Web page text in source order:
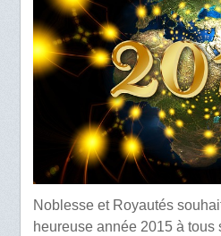
Noblesse et Royautés
heureuse année 2015 à tous